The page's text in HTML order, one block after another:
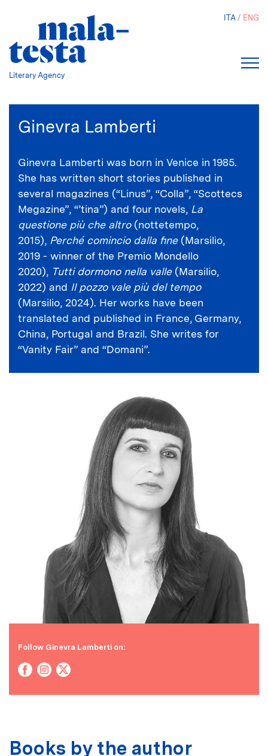
Literary Agency
ITA ENG
Ginevra Lamberti
Ginevra Lamberti was born in Venice in 1985.
She has written short stories published in
several magazines (“Linus”, “Colla”, “Scottecs
Megazine”, “’tina”) and four novels, La
questione più che altro(nottetempo,
2015), Perché comincio dalla fine(Marsilio,
2019 - winner of the Premio Mondello
2020), Tutti dormono nella valle(Marsilio,
2022) and Il pozzo vale più del tempo
(Marsilio, 2024). Her works have been
translated and published in France, Germany,
China, Portugal and Brazil. She writes for
“Vanity Fair” and “Domani”.
Follow Ginevra Lamberti on:
Books by the author